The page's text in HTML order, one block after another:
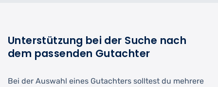
Unterstützung bei der Suche nach
dem passenden Gutachter
Bei der Auswahl eines Gutachters solltest du mehrere